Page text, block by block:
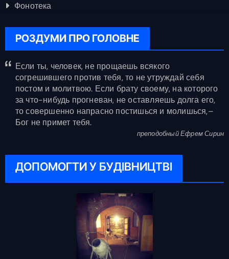
Фонотека
РОЗДУМИ ПРО ГОЛОВНЕ
Если ты, человек, не прощаешь всякого
согрешившего против тебя, то не утруждай себя
постом и молитвою. Если брату своему, на которого
за что-нибудь прогневан, не оставляешь долга его,
то совершенно напрасно постишься и молишься,–
Бог не примет тебя.
преподобный Ефрем Сирин
ДОПОМОГТИ У БУДІВНИЦТВІ